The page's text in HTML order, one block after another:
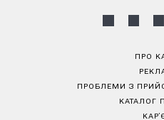
ПРО
ПРОБЛЕМИ З
КАТАЛОГ